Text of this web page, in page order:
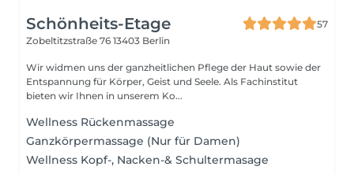
Schönheits-Etage
57
Zobeltitzstraße 76 13403 Berlin
Wir widmen uns der ganzheitlichen Pflege der Haut sowie der
Entspannung für Körper, Geist und Seele. Als Fachinstitut
bieten wir Ihnen in unserem Ko...
Wellness Rückenmassage
Ganzkörpermassage (Nur für Damen)
Wellness Kopf-, Nacken-& Schultermasage